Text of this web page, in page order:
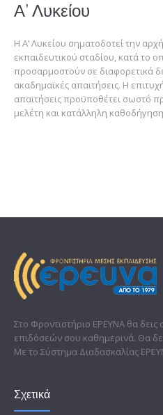
Α’ Λυκείου
Η Α’ Λυκείου σηματοδοτεί την
εκπαιδευτικού σταδίου, κατά το
προσαρμοστούν σε διαφορετικά
ακαδημαϊκές απαιτήσεις. Η
απαιτήσεις προϋποθέτει σωστό
μελέτη και κατάλληλη
Στο Φροντιστήριο ΕΡΕΥΝΑ θα
επιδόσεών σου καθημερινά. Θα
Με το Σύστημα Διαδασκαλίας
Σχετικά